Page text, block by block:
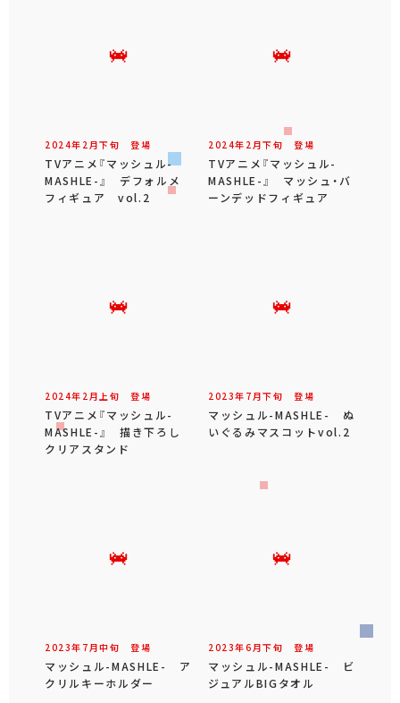
2024年 2 月下旬 登場
TVアニメ『マッシュル-
MASHLE-』 デフォルメ
フィギュア vol.2
2024年 2 月下旬 登場
TVアニメ『マッシュル-
MASHLE-』 マッシュ・バ
ーンデッドフィギュア
2024年 2 月 上旬 登場
TVアニメ『マッシュル-
MASHLE-』 描き下ろし
クリアスタンド
2023年 7 月下旬 登場
マッシュル-MASHLE- ぬ
いぐるみマスコットvol.2
2023年 7 月中旬 登場
マッシュル-MASHLE- ア
クリルキーホルダー
2023年6 月下旬 登場
マッシュル-MASHLE- ビ
ジュアルBIGタオル